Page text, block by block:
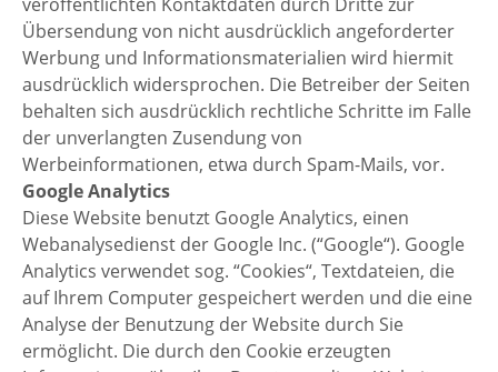
Übersendung von nicht ausdrücklich angeforderter
Werbung und Informationsmaterialien wird hiermit
ausdrücklich widersprochen. Die Betreiber der Seiten
behalten sich ausdrücklich rechtliche Schritte im Falle
der unverlangten Zusendung von
Werbeinformationen, etwa durch Spam-Mails, vor.
Google Analytics
Diese Website benutzt Google Analytics, einen
Webanalysedienst der Google Inc. (“Google“). Google
Analytics verwendet sog. “Cookies“, Textdateien, die
auf Ihrem Computer gespeichert werden und die eine
Analyse der Benutzung der Website durch Sie
ermöglicht. Die durch den Cookie erzeugten